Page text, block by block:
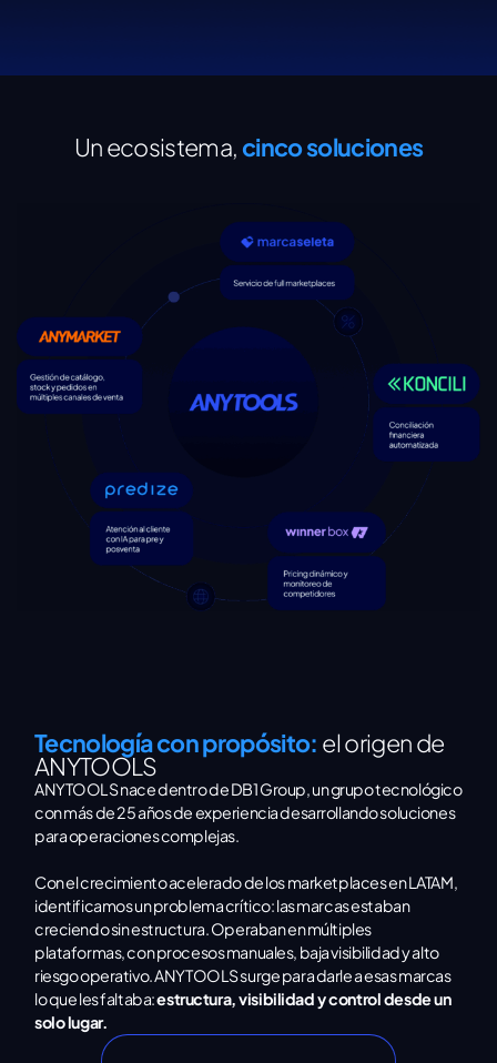
Un ecosistema,cinco soluciones
Tecnología con propósito: el origen de
ANYTOOLS
ANYTOOLS nace dentro de DB1 Group, un grupo tecnológico
con más de 25 años de experiencia desarrollando soluciones
para operaciones complejas.
Con el crecimiento acelerado de los marketplaces en LATAM,
identificamos un problema crítico: las marcas estaban
creciendo sin estructura. Operaban en múltiples
plataformas, con procesos manuales, baja visibilidad y alto
riesgo operativo. ANYTOOLS surge para darle a esas marcas
lo que les faltaba:estructura, visibilidad y control desde un
solo lugar.